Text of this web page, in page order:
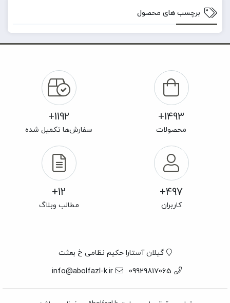
برچسب های محصول
1493+
محصولات
1192+
سفارش‌ها تکمیل شده
497+
کاربران
12+
مطالب وبلاگ
گیلان آستارا حکیم نظامی خ بعثت
09929817065
info@abolfazl-k.ir